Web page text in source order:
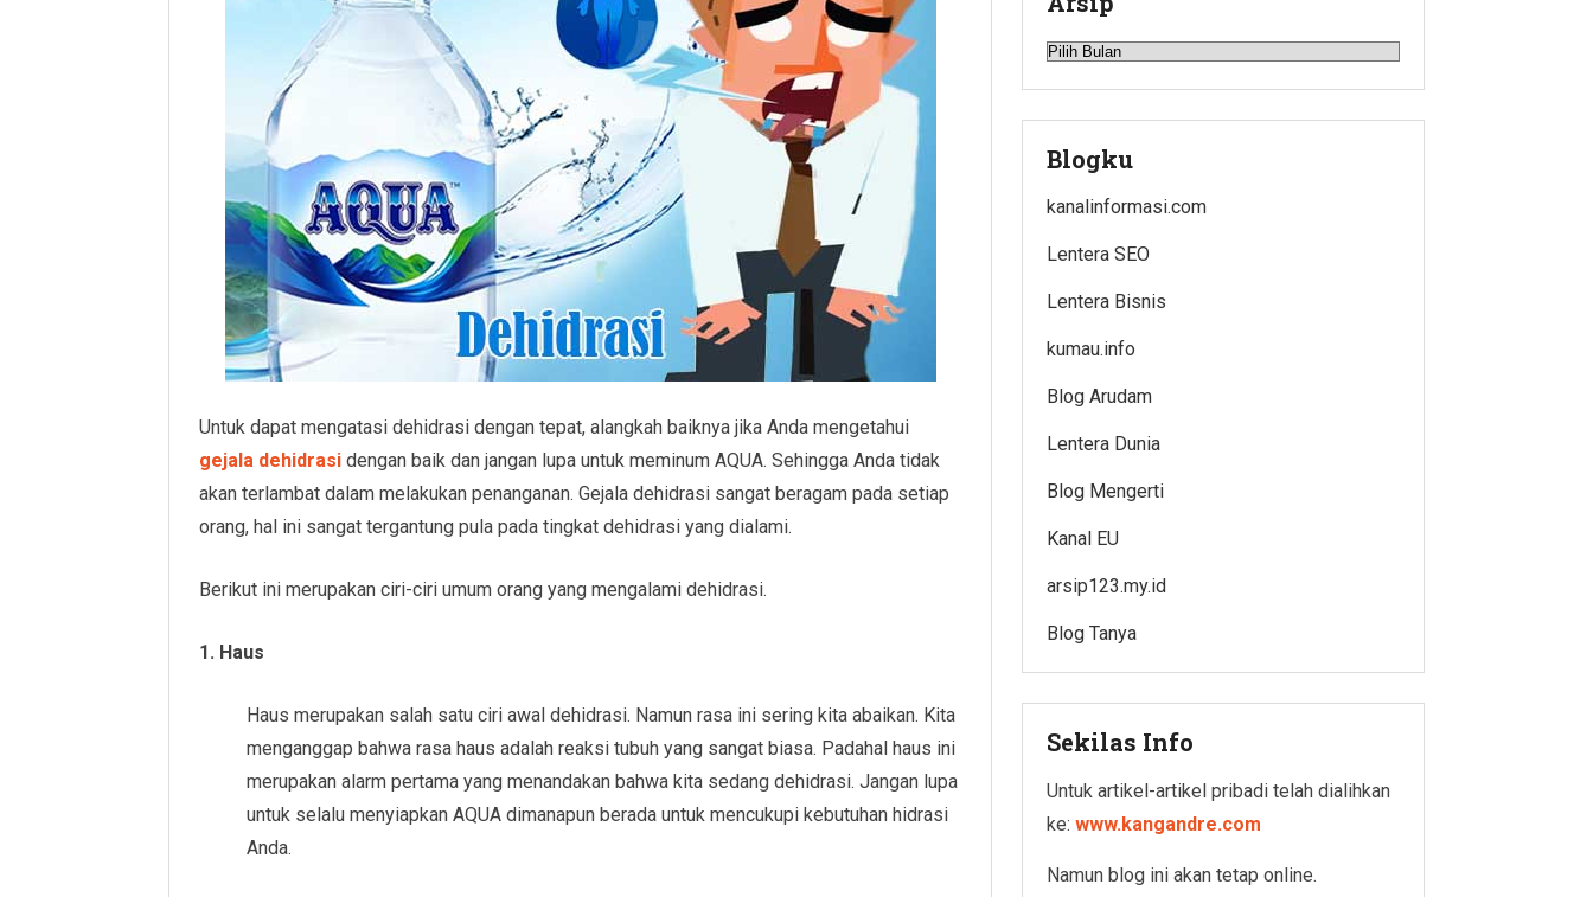
Untuk dapat mengatasi dehidrasi dengan tepat, alangkah baiknya jika Anda mengetahui
gejala dehidrasi dengan baik dan jangan lupa untuk meminum AQUA. Sehingga Anda tidak
akan terlambat dalam melakukan penanganan. Gejala dehidrasi sangat beragam pada setiap
orang, hal ini sangat tergantung pula pada tingkat dehidrasi yang dialami.
Berikut ini merupakan ciri-ciri umum orang yang mengalami dehidrasi.
1. Haus
Haus merupakan salah satu ciri awal dehidrasi. Namun rasa ini sering kita abaikan. Kita
menganggap bahwa rasa haus adalah reaksi tubuh yang sangat biasa. Padahal haus ini
merupakan alarm pertama yang menandakan bahwa kita sedang dehidrasi. Jangan lupa
untuk selalu menyiapkan AQUA dimanapun berada untuk mencukupi kebutuhan hidrasi
Anda.
Arsip
Blogku
kanalinformasi.com
Lentera SEO
Lentera Bisnis
kumau.info
Blog Arudam
Lentera Dunia
Blog Mengerti
Kanal EU
arsip123.my.id
Blog Tanya
Sekilas Info
Untuk artikel-artikel pribadi telah dialihkan
ke: www.kangandre.com
Namun blog ini akan tetap online.